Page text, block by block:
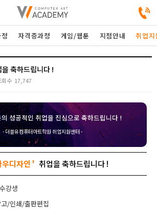
자격증과정 게임/웹툰 지점안내 취업
회수 17,747
성공적인 취업을 진심으로 축하드립니다 !
- 더블유컴퓨터아트학원 취업지원센터 -
디자인 '
/인쇄/출판편집